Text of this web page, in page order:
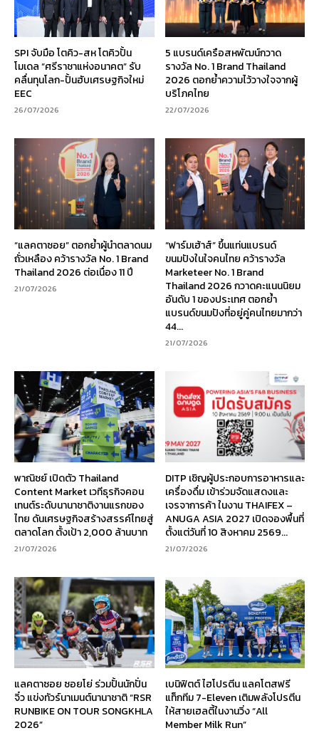
SPI จับมือ โตคิว-สห โตคิวปั้น
โมเดล “ศรีราชาแห่งอนาคต” รับ
คลื่นทุนโลก-ปั้นฮับเศรษฐกิจใหม่
EEC
26/07/2026
5 แบรนด์เครือสหพัฒน์กวาด
รางวัล No. 1 Brand Thailand
2026 ตอกย้ำความไว้วางใจจากผู้
บริโภคไทย
22/07/2026
“แลคตาซอย” ตอกย้ำผู้นำตลาดนม
ถั่วเหลือง คว้ารางวัล No. 1 Brand
Thailand 2026 ต่อเนื่อง 11 ปี
21/07/2026
“ฟาร์มเฮ้าส์” ขึ้นแท่นแบรนด์
ขนมปังในใจคนไทย คว้ารางวัล
Marketeer No. 1 Brand
Thailand 2026 กวาดคะแนนนิยม
อันดับ 1 ของประเทศ ตอกย้ำ
แบรนด์ขนมปังที่อยู่คู่คนไทยมากว่า
44...
21/07/2026
พาณิชย์ เปิดตัว Thailand
Content Market เวทีธุรกิจคอน
เทนต์ระดับนานาชาติงานแรกของ
ไทย ดันเศรษฐกิจสร้างสรรค์ไทยสู่
ตลาดโลก ตั้งเป้า 2,000 ล้านบาท
21/07/2026
DITP เชิญผู้ประกอบการอาหารและ
เครื่องดื่ม เข้าร่วมจัดแสดงและ
เจรจาการค้า ในงาน THAIFEX –
ANUGA ASIA 2027 เปิดจองพื้นที่
ตั้งแต่วันที่ 10 สิงหาคม 2569...
21/07/2026
แลคตาซอย ซอยโย่ ร่วมปั้นนักปั่น
จิ๋ว แข่งทัวร์นาเมนต์นานาชาติ “RSR
RUNBIKE ON TOUR SONGKHLA
2026”
เบนิฟิตต์ ไฮโปรตีน แลคโตสฟรี
แท็กทีม 7-Eleven เติมพลังโปรตีน
ให้สายเฮลตี้ในงานวิ่ง “All
Member Milk Run”